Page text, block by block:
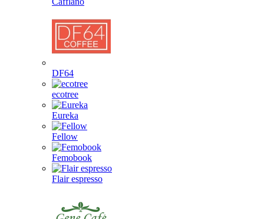
DF64
ecotree
Eureka
Fellow
Femobook
Flair espresso